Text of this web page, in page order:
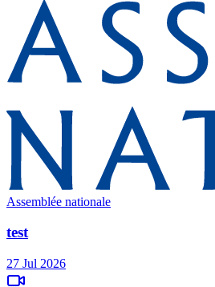
Assemblée nationale
test
27 Jul 2026